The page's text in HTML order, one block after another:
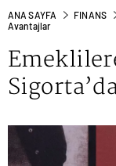
ANA SAYFA FINANS
Avantajlar